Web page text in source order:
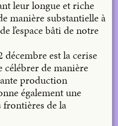
leur longue et riche
manière substantielle à
l’espace bâti de notre
est la cerise
célébrer de manière
production
également une
de la